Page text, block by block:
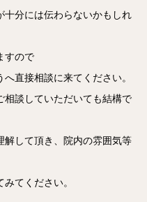
十分には伝わらないかもしれ
すので
直接相談に来てください。
相談していただいても結構で
解して頂き、院内の雰囲気等
てください。